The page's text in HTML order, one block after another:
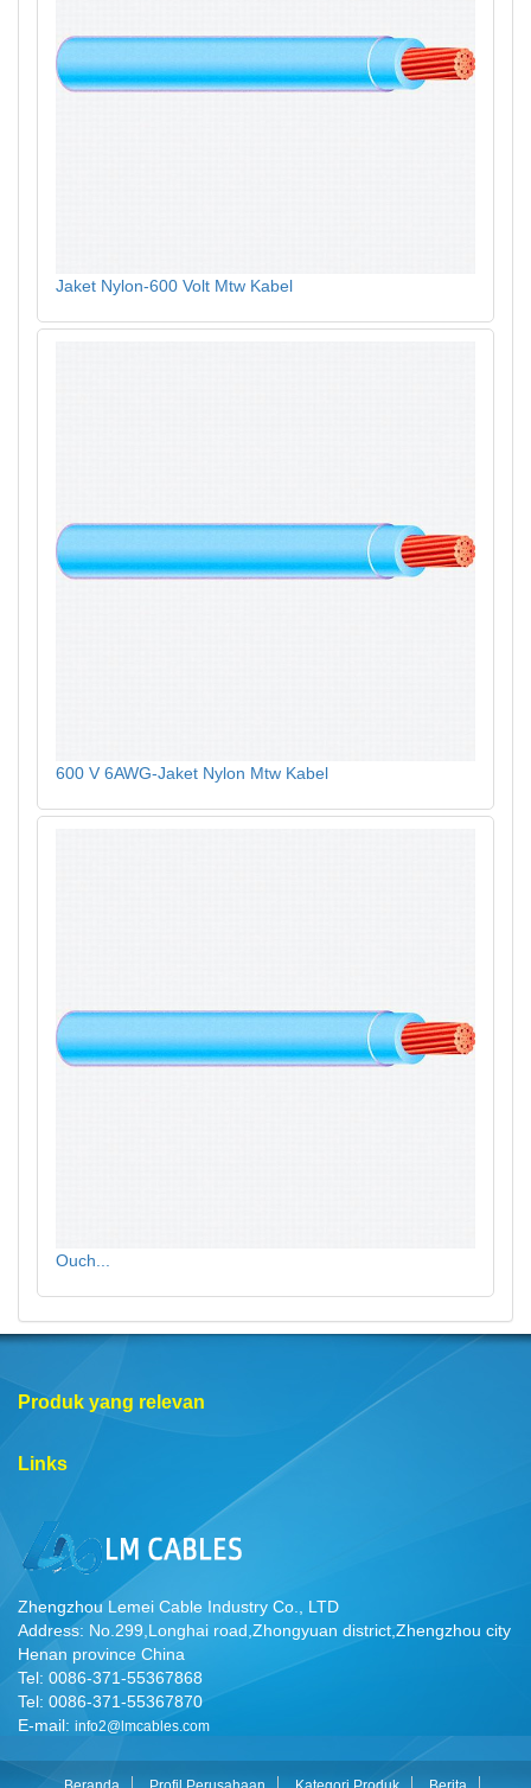
Jaket Nylon-600 Volt Mtw Kabel
600 V 6AWG-Jaket Nylon Mtw Kabel
Ouch...
Produk yang relevan
Links
Zhengzhou Lemei Cable Industry Co., LTD
Address: No.299,Longhai road,Zhongyuan district,Zhengzhou city
Henan province China
Tel: 0086-371-55367868
Tel: 0086-371-55367870
E-mail: info2@lmcables.com